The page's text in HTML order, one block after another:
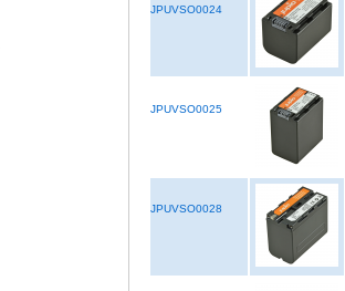
JPUVSO0024
JPUVSO0025
JPUVSO0028